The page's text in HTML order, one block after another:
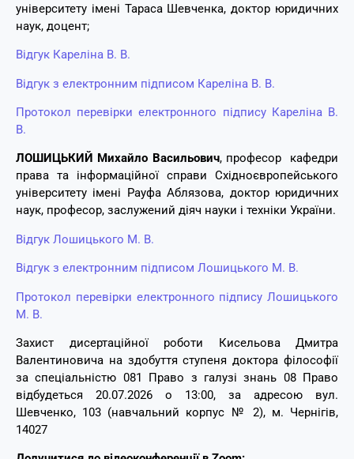
університету імені Тараса Шевченка, доктор юридичних
наук, доцент;
Відгук Кареліна В. В.
Відгук з електронним підписом Кареліна В. В.
Протокол перевірки електронного підпису Кареліна В.
В.
ЛОШИЦЬКИЙ Михайло Васильович, професор кафедри
права та інформаційної справи Східноєвропейського
університету імені Рауфа Аблязова, доктор юридичних
наук, професор, заслужений діяч науки і техніки України.
Відгук Лошицького М. В.
Відгук з електронним підписом Лошицького М. В.
Протокол перевірки електронного підпису Лошицького
М. В.
Захист дисертаційної роботи Кисельова Дмитра
Валентиновича на здобуття ступеня доктора філософії
за спеціальністю 081 Право з галузі знань 08 Право
відбудеться 20.07.2026 о 13:00, за адресою вул.
Шевченко, 103 (навчальний корпус № 2), м. Чернігів,
14027